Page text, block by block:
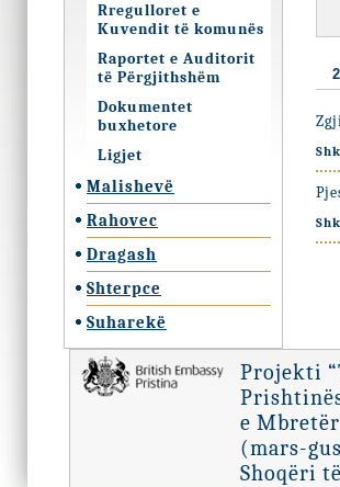
Rregulloret e
Kuvendit të komunës
Raportet e Auditorit
të Përgjithshëm
Dokumentet
buxhetore
Ligjet
Malishevë
Rahovec
Dragash
Shterpce
Suharekë
Projekti
e
(mars-
Shoqëri